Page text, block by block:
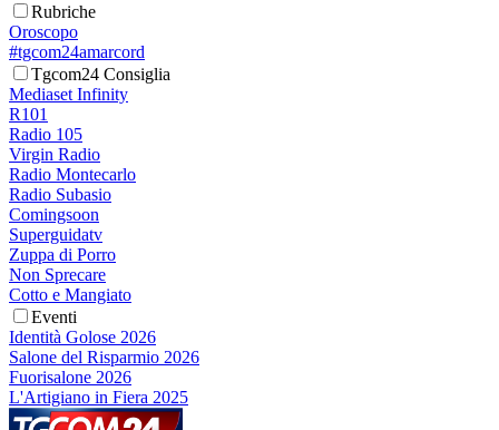
Rubriche
Oroscopo
#tgcom24amarcord
Tgcom24 Consiglia
Mediaset Infinity
R101
Radio 105
Virgin Radio
Radio Montecarlo
Radio Subasio
Comingsoon
Superguidatv
Zuppa di Porro
Non Sprecare
Cotto e Mangiato
Eventi
Identità Golose 2026
Salone del Risparmio 2026
Fuorisalone 2026
L'Artigiano in Fiera 2025